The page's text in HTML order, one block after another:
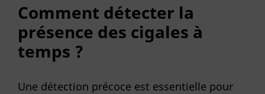
Comment détecter la
présence des cigales à
temps ?
Une détection précoce est essentielle pour